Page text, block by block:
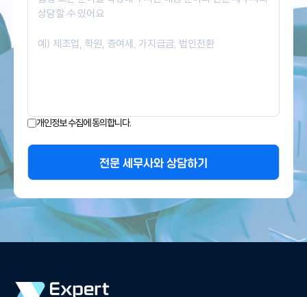
개인정보 수집에 동의합니다.
전문 세무사와 상담하기